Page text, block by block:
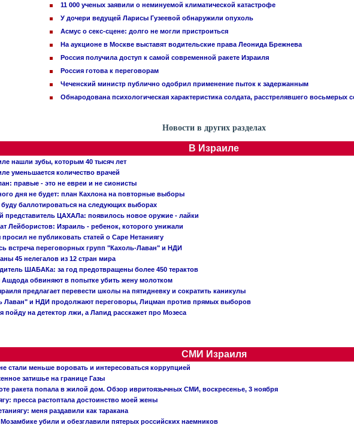
11 000 ученых заявили о неминуемой климатической катастрофе
У дочери ведущей Ларисы Гузеевой обнаружили опухоль
Асмус о секс-сцене: долго не могли пристроиться
На аукционе в Москве выставят водительские права Леонида Брежнева
Россия получила доступ к самой современной ракете Израиля
Россия готова к переговорам
Чеченский министр публично одобрил применение пыток к задержанным
Обнародована психологическая характеристика солдата, расстрелявшего восьмерых
Новости в других разделах
В Израиле
нашли зубы, которым 40 тысяч лет
уменьшается количество врачей
правые - это не евреи и не сионисты
дня не будет: план Кахлона на повторные выборы
баллотироваться на следующих выборах
представитель ЦАХАЛа: появилось новое оружие - лайки
Лейбористов: Израиль - ребенок, которого унижали
не публиковать статей о Саре Нетаниягу
встреча переговорных групп "Кахоль-Лаван" и НДИ
45 нелегалов из 12 стран мира
ШАБАКа: за год предотвращены более 450 терактов
Ашдода обвиняют в попытке убить жену молотком
предлагает перевести школы на пятидневку и сократить каникулы
Лаван" и НДИ продолжают переговоры, Лицман против прямых выборов
пойду на детектор лжи, а Лапид расскажет про Мозеса
СМИ Израиля
стали меньше воровать и интересоваться коррупцией
затишье на границе Газы
ракета попала в жилой дом. Обзор ивритоязычных СМИ, воскресенье, 3 ноября
пресса растоптала достоинство моей жены
меня раздавили как таракана
убили и обезглавили пятерых российских наемников